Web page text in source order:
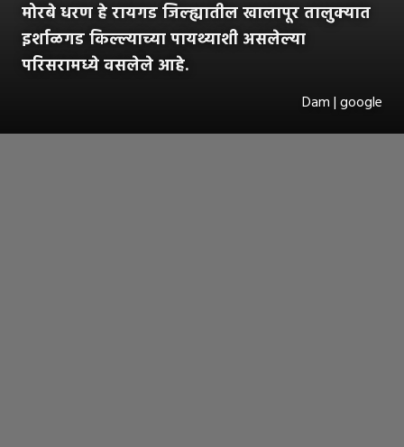
मोरबे धरण हे रायगड जिल्ह्यातील खालापूर तालुक्यात
इर्शाळगड किल्ल्याच्या पायथ्याशी असलेल्या
परिसरामध्ये वसलेले आहे.
Dam | google